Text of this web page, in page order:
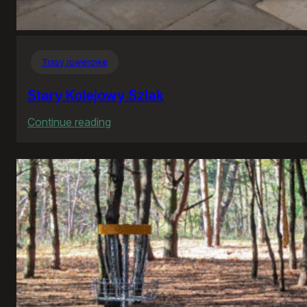
Trasy rowerowe
Stary Kolejowy Szlak
Continue reading
Kolejowy
Szlak